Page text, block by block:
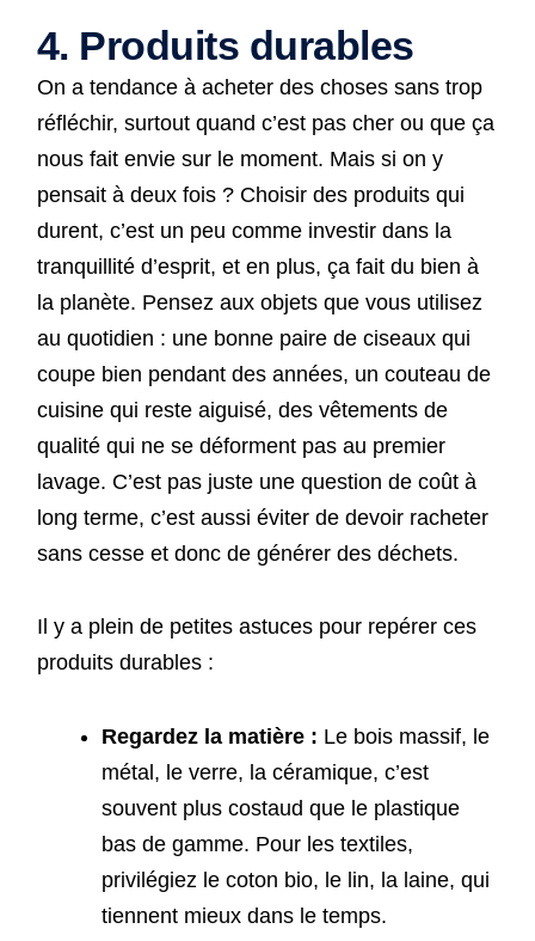
4. Produits durables
On a tendance à acheter des choses sans trop
réfléchir, surtout quand c’est pas cher ou que ça
nous fait envie sur le moment. Mais si on y
pensait à deux fois ? Choisir des produits qui
durent, c’est un peu comme investir dans la
tranquillité d’esprit, et en plus, ça fait du bien à
la planète. Pensez aux objets que vous utilisez
au quotidien : une bonne paire de ciseaux qui
coupe bien pendant des années, un couteau de
cuisine qui reste aiguisé, des vêtements de
qualité qui ne se déforment pas au premier
lavage. C’est pas juste une question de coût à
long terme, c’est aussi éviter de devoir racheter
sans cesse et donc de générer des déchets.
Il y a plein de petites astuces pour repérer ces
produits durables :
Regardez la matière : Le bois massif, le
métal, le verre, la céramique, c’est
souvent plus costaud que le plastique
bas de gamme. Pour les textiles,
privilégiez le coton bio, le lin, la laine, qui
tiennent mieux dans le temps.